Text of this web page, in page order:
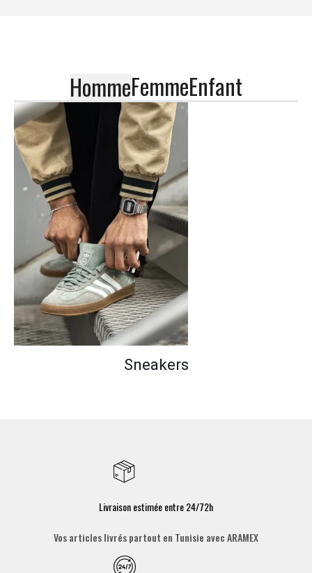
HommeFemmeEnfant
Sneakers
Livraison estimée entre 24/72h
Vos articles livrés partout en Tunisie avec ARAMEX